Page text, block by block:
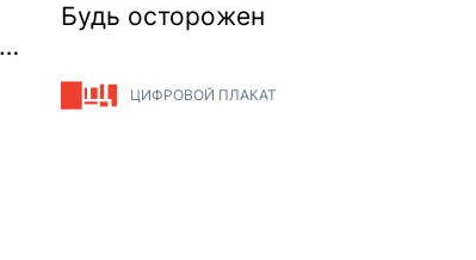
Будь осторожен
ЦИФРОВОЙ ПЛАКАТ